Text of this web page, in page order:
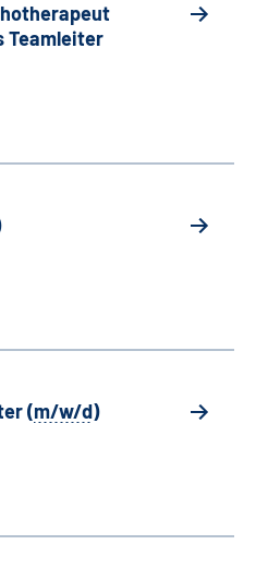
Teamleiter
(m/w/d)